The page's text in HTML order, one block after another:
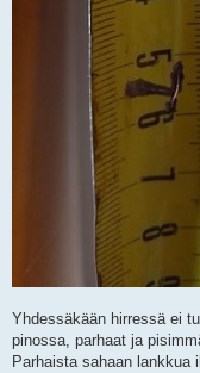
Yhdessäkään hirressä ei
pinossa, parhaat ja
Parhaista sahaan lankkua